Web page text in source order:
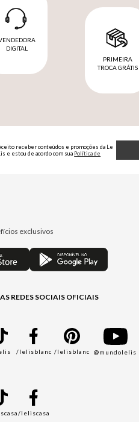
DIGITAL
PRIMEIRA
TROCA GRÁTIS
receber conteúdos e promoções da Le
e estou de acordo com sua Política de
exclusivos
REDES SOCIAIS OFICIAIS
/lelisblanc /lelisblanc @mundolelis
/leliscasa